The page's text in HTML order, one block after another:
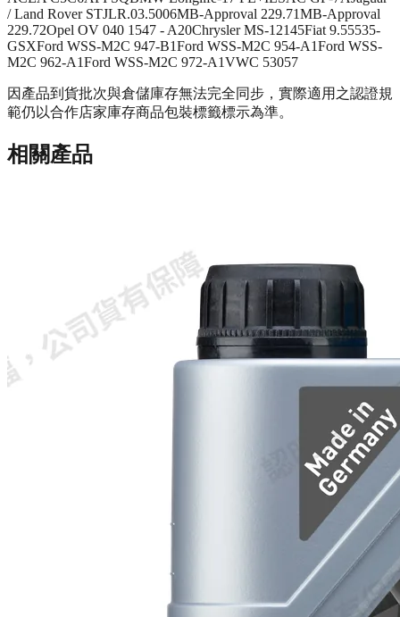
/ Land Rover STJLR.03.5006MB-Approval 229.71MB-Approval
229.72Opel OV 040 1547 - A20Chrysler MS-12145Fiat 9.55535-
GSXFord WSS-M2C 947-B1Ford WSS-M2C 954-A1Ford WSS-
M2C 962-A1Ford WSS-M2C 972-A1VWC 53057
因產品到貨批次與倉儲庫存無法完全同步，實際適用之認證規
範仍以合作店家庫存商品包裝標籤標示為準。
相關產品